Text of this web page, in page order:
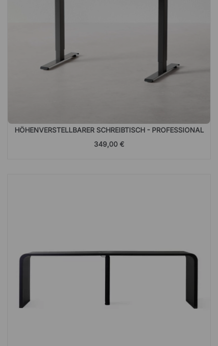
HÖHENVERSTELLBARER SCHREIBTISCH - PROFESSIONAL
349,00 €